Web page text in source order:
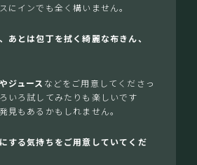
にインでも全く構いません。
あとは包丁を拭く綺麗な布きん、
ジュース などをご用意してくださっ
いろ試してみたりも楽しいです
見もあるかもしれません。
する気持ちをご用意していてくだ